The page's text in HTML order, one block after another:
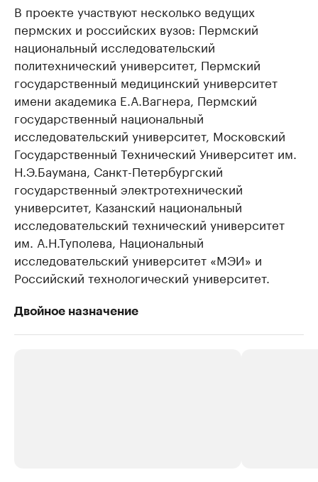
В проекте участвуют несколько ведущих
пермских и российских вузов: Пермский
национальный исследовательский
политехнический университет, Пермский
государственный медицинский университет
имени академика Е.А.Вагнера, Пермский
государственный национальный
исследовательский университет, Московский
Государственный Технический Университет им.
Н.Э.Баумана, Санкт-Петербургский
государственный электротехнический
университет, Казанский национальный
исследовательский технический университет
им. А.Н.Туполева, Национальный
исследовательский университет «МЭИ» и
Российский технологический университет.
Двойное назначение